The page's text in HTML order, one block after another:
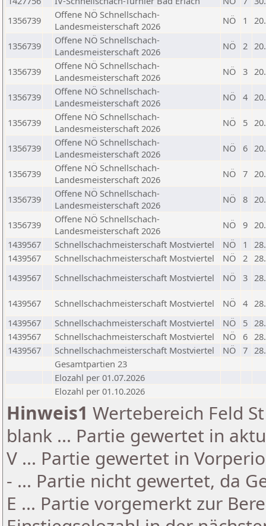
1356739
Offene NÖ Schnellschach-
Landesmeisterschaft 2026
NÖ 1
1356739
Offene NÖ Schnellschach-
Landesmeisterschaft 2026
NÖ 2
1356739
Offene NÖ Schnellschach-
Landesmeisterschaft 2026
NÖ 3
1356739
Offene NÖ Schnellschach-
Landesmeisterschaft 2026
NÖ 4
1356739
Offene NÖ Schnellschach-
Landesmeisterschaft 2026
NÖ 5
1356739
Offene NÖ Schnellschach-
Landesmeisterschaft 2026
NÖ 6
1356739
Offene NÖ Schnellschach-
Landesmeisterschaft 2026
NÖ 7
1356739
Offene NÖ Schnellschach-
Landesmeisterschaft 2026
NÖ 8
1356739
Offene NÖ Schnellschach-
Landesmeisterschaft 2026
NÖ 9
1439567
Schnellschachmeisterschaft Mostviertel NÖ 1
1439567
Schnellschachmeisterschaft Mostviertel NÖ 2
1439567
Schnellschachmeisterschaft Mostviertel NÖ 3
1439567 Schnellschachmeisterschaft Mostviertel NÖ 4
1439567
Schnellschachmeisterschaft Mostviertel NÖ 5
1439567
Schnellschachmeisterschaft Mostviertel NÖ 6
1439567
Schnellschachmeisterschaft Mostviertel NÖ 7
Gesamtpartien 23
Elozahl per 01.07.2026
Elozahl per 01.10.2026
Hinweis1 Wertebereich Feld
blank ... Partie gewertet in
V ... Partie gewertet in
- ... Partie nicht gewertet, da
E ... Partie vorgemerkt zur